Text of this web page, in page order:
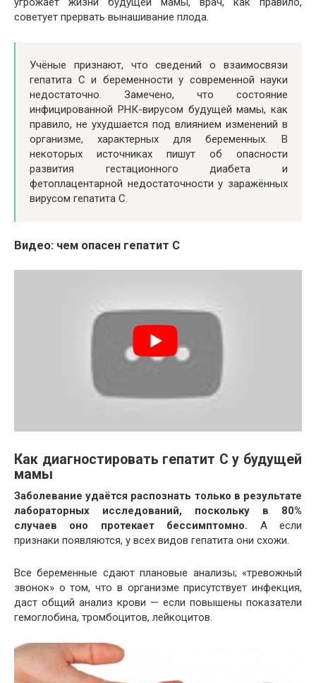
советует прервать вынашивание плода.
Учёные признают, что сведений о взаимосвязи
гепатита С и беременности у современной науки
недостаточно. Замечено, что состояние
инфицированной РНК-вирусом будущей мамы, как
правило, не ухудшается под влиянием изменений в
организме, характерных для беременных. В
некоторых источниках пишут об опасности
развития гестационного диабета и
фетоплацентарной недостаточности у заражённых
вирусом гепатита С.
Видео: чем опасен гепатит С
Как диагностировать гепатит С у будущей
мамы
Заболевание удаётся распознать только в результате
лабораторных исследований, поскольку в 80%
случаев оно протекает бессимптомно. А если
признаки появляются, у всех видов гепатита они схожи.
Все беременные сдают плановые анализы; «тревожный
звонок» о том, что в организме присутствует инфекция,
даст общий анализ крови — если повышены показатели
гемоглобина, тромбоцитов, лейкоцитов.